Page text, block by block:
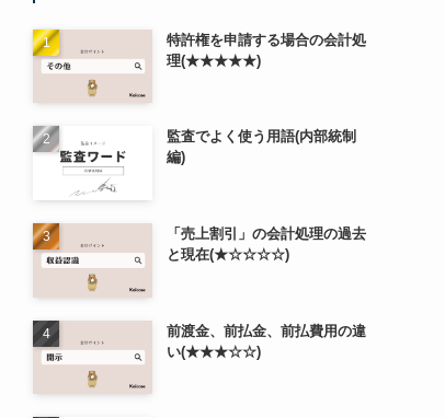
特許権を申請する場合の会計処
理(★★★★★)
監査でよく使う用語(内部統制
編)
「売上割引」の会計処理の過去
と現在(★☆☆☆☆)
前渡金、前払金、前払費用の違
い(★★★☆☆)